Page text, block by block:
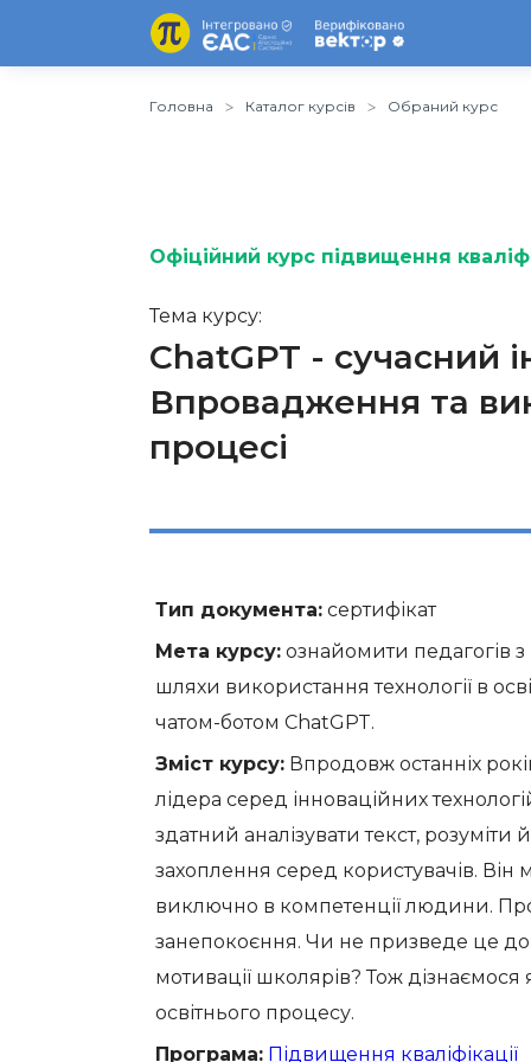
Головна Каталог курсів Обраний курс
Офіційний курс підвищення
Тема курсу:
ChatGPT - сучасний
Впровадження та
процесі
Тип документа: сертифікат
Мета курсу: ознайомити педагогів з
шляхи використання технології в
чатом-ботом ChatGPT.
Зміст курсу: Впродовж останніх
лідера серед інноваційних
здатний аналізувати текст, розуміти
захоплення серед користувачів.
виключно в компетенції людини.
занепокоєння. Чи не призведе це до
мотивації школярів? Тож
освітнього процесу.
Програма: Підвищення кваліфікації